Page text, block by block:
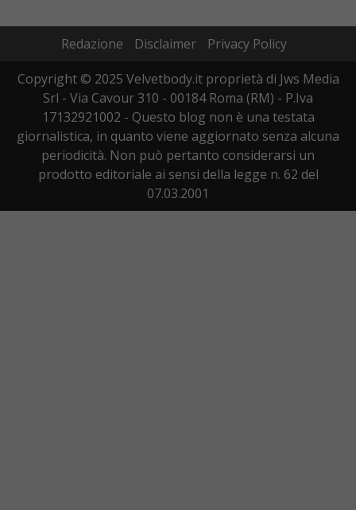
Redazione Disclaimer
Privacy Policy
Copyright © 2025 Velvetbody.it proprietà di Jws Media
Srl - Via Cavour 310 - 00184 Roma (RM) - P.Iva
17132921002 - Questo blog non è una testata
giornalistica, in quanto viene aggiornato senza alcuna
periodicità. Non può pertanto considerarsi un
prodotto editoriale ai sensi della legge n. 62 del
07.03.2001